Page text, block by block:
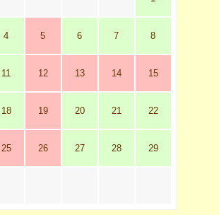
4 5 6 7 8
11 12 13 14 15
18 19 20 21 22
25 26 27 28 29